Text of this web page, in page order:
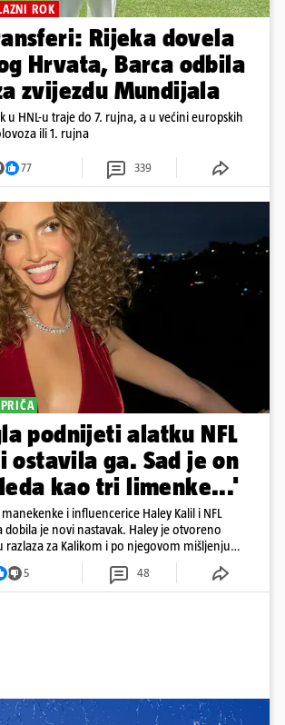
ROK
Rijeka dovela
Hrvata, Barca odbila
zvijezdu Mundijala
u HNL-u traje do 7. rujna, a u većini europskih
ili 1. rujna
77 339
podnijeti alatku NFL
ostavila ga. Sad je on
kao tri limenke...'
i influencerice Haley Kalil i NFL
dobila je novi nastavak. Haley je otvoreno
razlaza za Kalikom i po njegovom mišljenju
ukusa
5 48